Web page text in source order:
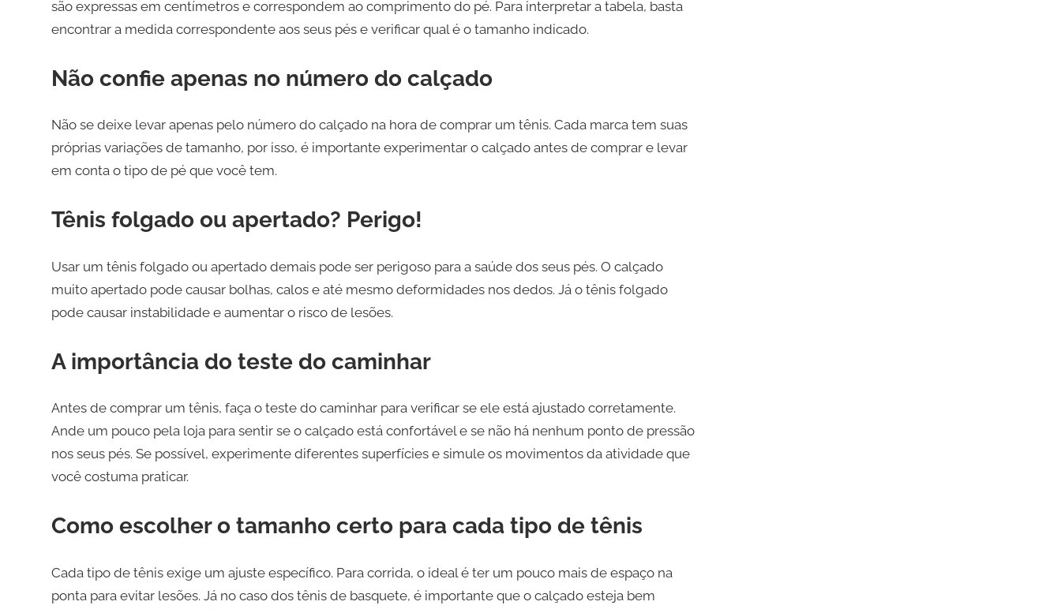
são expressas em centímetros e correspondem ao comprimento do pé. Para interpretar a tabela, basta
encontrar a medida correspondente aos seus pés e verificar qual é o tamanho indicado.
Não confie apenas no número do calçado
Não se deixe levar apenas pelo número do calçado na hora de comprar um tênis. Cada marca tem suas
próprias variações de tamanho, por isso, é importante experimentar o calçado antes de comprar e levar
em conta o tipo de pé que você tem.
Tênis folgado ou apertado? Perigo!
Usar um tênis folgado ou apertado demais pode ser perigoso para a saúde dos seus pés. O calçado
muito apertado pode causar bolhas, calos e até mesmo deformidades nos dedos. Já o tênis folgado
pode causar instabilidade e aumentar o risco de lesões.
A importância do teste do caminhar
Antes de comprar um tênis, faça o teste do caminhar para verificar se ele está ajustado corretamente.
Ande um pouco pela loja para sentir se o calçado está confortável e se não há nenhum ponto de pressão
nos seus pés. Se possível, experimente diferentes superfícies e simule os movimentos da atividade que
você costuma praticar.
Como escolher o tamanho certo para cada tipo de tênis
Cada tipo de tênis exige um ajuste específico. Para corrida, o ideal é ter um pouco mais de espaço na
ponta para evitar lesões. Já no caso dos tênis de basquete, é importante que o calçado esteja bem